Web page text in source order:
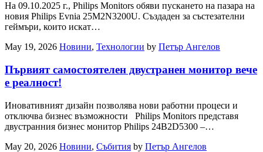
На 09.10.2025 г., Philips Monitors обяви пускането на пазара на
новия Philips Evnia 25M2N3200U. Създаден за състезателни
геймъри, които искат…
May 19, 2026 Новини, Технологии by Петър Ангелов
Първият самостоятелен двустранен монитор вече
е реалност!
Иновативният дизайн позволява нови работни процеси и
отключва бизнес възможности Philips Monitors представя
двустранния бизнес монитор Philips 24B2D5300 –…
May 20, 2026 Новини, Събития by Петър Ангелов